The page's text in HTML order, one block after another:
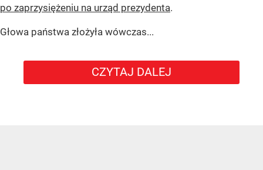
po zaprzysiężeniu na urząd prezydenta.
Głowa państwa złożyła wówczas...
CZYTAJ DALEJ